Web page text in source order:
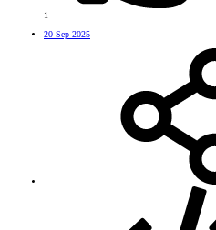
1
20 Sep 2025